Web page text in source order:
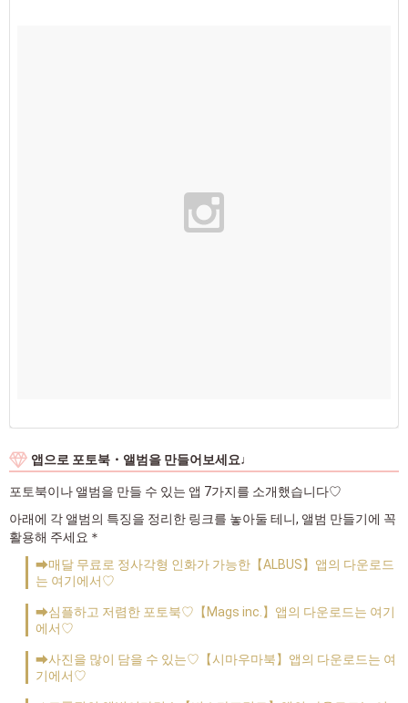
앱으로 포토북・앨범을 만들어보세요♩
포토북이나 앨범을 만들 수 있는 앱 7가지를 소개했습니다♡
아래에 각 앨범의 특징을 정리한 링크를 놓아둘 테니, 앨범 만들기에 꼭
활용해 주세요＊
➡매달 무료로 정사각형 인화가 가능한【ALBUS】앱의 다운로드
는 여기에서♡
➡심플하고 저렴한 포토북♡【Mags inc.】앱의 다운로드는 여기
에서♡
➡사진을 많이 담을 수 있는♡【시마우마북】앱의 다운로드는 여
기에서♡